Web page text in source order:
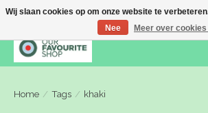
Home / Tags / khaki
Wij slaan cookies op om onze website te
Nee
Meer over cookies